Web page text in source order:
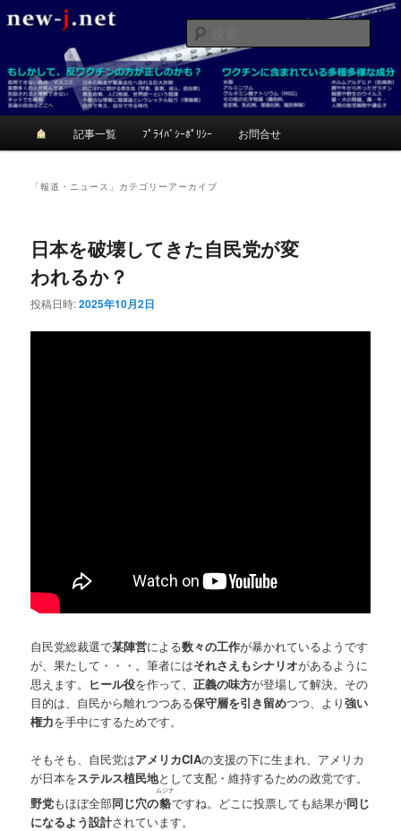
イ
コ
ン
テ
ブ
ン
テ
ン
ニュージェイ
反ワクチンが正しいかも？考てみて！
索
記事一覧 ﾌﾟﾗｲﾊﾞｼｰﾎﾟﾘｼｰ お問合せ
「報道・ニュース 」カテゴリーアーカイブ
日本を破壊してきた自民党が変
われるか？
投稿日時:2025年10月2日
自民党総裁選で某陣営による数々の工作が暴かれているようです
が、果たして・・・。筆者にはそれさえもシナリオがあるように
思えます。 ヒール役を作って、正義の味方が登場して解決。その
目的は、自民から離れつつある保守層を引き留めつつ、より強い
権力を手中にするためです。
そもそも、自民党はアメリカCIAの支援の下に生まれ、アメリカ
が日本をステルス植民地として支配・維持するための政党です。
野党もほぼ全部同じ穴の貉
ムジナ
ですね。どこに投票しても結果が同じ
になるよう設計されています。